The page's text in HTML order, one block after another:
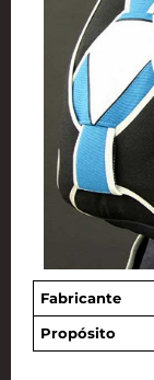
Fabricante
Propósito